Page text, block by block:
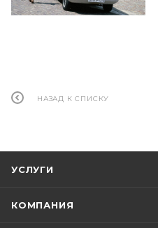
НАЗАД К СПИСКУ
УСЛУГИ
КОМПАНИЯ